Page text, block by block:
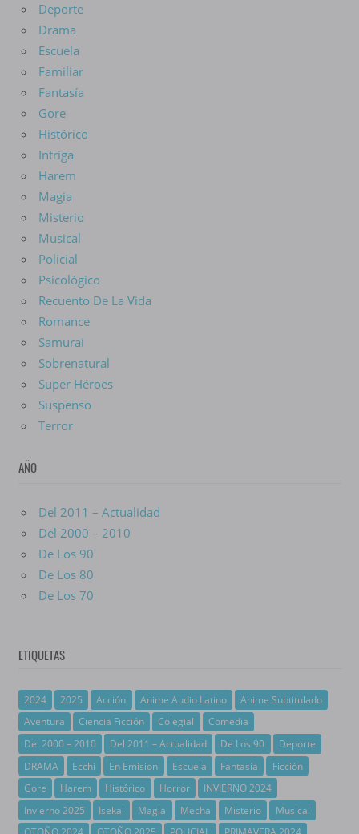
Deporte
Drama
Escuela
Familiar
Fantasía
Gore
Histórico
Intriga
Harem
Magia
Misterio
Musical
Policial
Psicológico
Recuento De La Vida
Romance
Samurai
Sobrenatural
Super Héroes
Suspenso
Terror
AÑO
Del 2011 – Actualidad
Del 2000 – 2010
De Los 90
De Los 80
De Los 70
ETIQUETAS
2024 2025 Acción Anime Audio Latino
Anime Subtitulado
Aventura
Ciencia Ficción Colegial
Comedia
Del 2000 – 2010
Del 2011 – Actualidad De Los 90
Deporte
DRAMA
Ecchi En Emision Escuela Fantasía
Ficción
Gore
Harem Histórico Horror
INVIERNO 2024
Invierno 2025
Isekai Magia Mecha Misterio
Musical